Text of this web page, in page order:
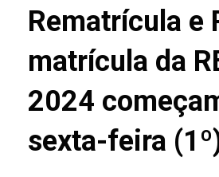
Rematrícula e
matrícula da
2024
sexta-feira